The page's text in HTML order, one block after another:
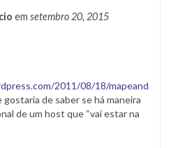
em setembro 20, 2015
2011/08/18/mapeando-
gostaria de saber se há maneira
de um host que “vai estar na